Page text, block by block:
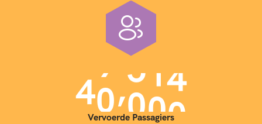
40,000
Vervoerde Passagiers